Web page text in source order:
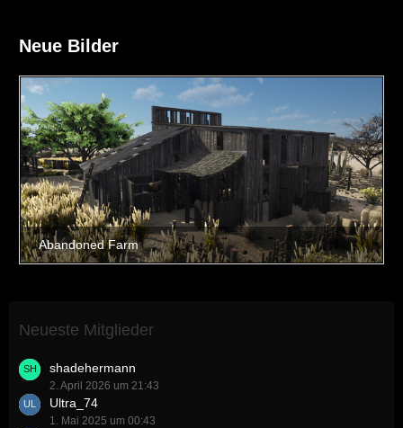
Neue Bilder
Neueste Mitglieder
shadehermann
2. April 2026 um 21:43
Ultra_74
1. Mai 2025 um 00:43